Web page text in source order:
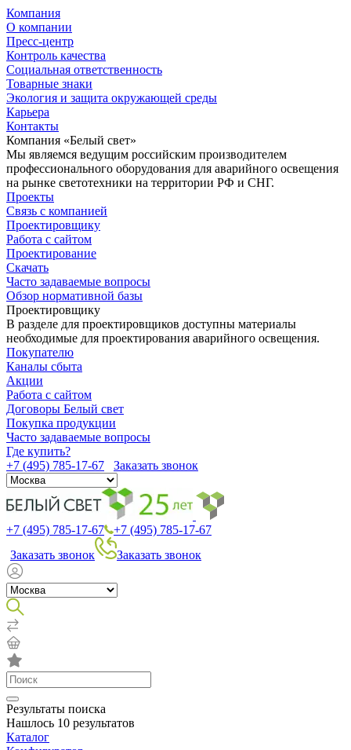
Компания
О компании
Пресс-центр
Контроль качества
Социальная ответственность
Товарные знаки
Экология и защита окружающей среды
Карьера
Контакты
Компания «Белый свет»
Мы являемся ведущим российским производителем
профессионального оборудования для аварийного освещения
на рынке светотехники на территории РФ и СНГ.
Проекты
Связь с компанией
Проектировщику
Работа с сайтом
Проектирование
Скачать
Часто задаваемые вопросы
Обзор нормативной базы
Проектировщику
В разделе для проектировщиков доступны материалы
необходимые для проектирования аварийного освещения.
Покупателю
Каналы сбыта
Акции
Работа с сайтом
Договоры Белый свет
Покупка продукции
Часто задаваемые вопросы
Где купить?
+7 (495) 785-17-67
Заказать звонок
+7 (495) 785-17-67
+7 (495) 785-17-67
Заказать звонок
Заказать звонок
Результаты поиска
Нашлось 10 результатов
Каталог